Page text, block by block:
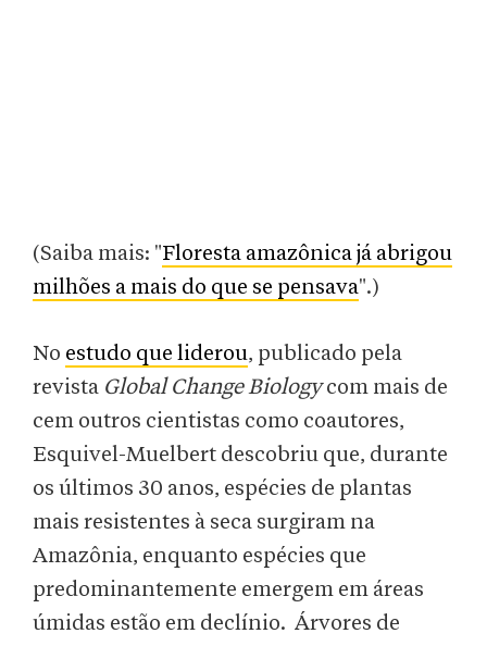
(Saiba mais: "Floresta amazônica já abrigou
milhões a mais do que se pensava".)
No estudo que liderou, publicado pela
revista Global Change Biologycom mais de
cem outros cientistas como coautores,
Esquivel-Muelbert descobriu que, durante
os últimos 30 anos, espécies de plantas
mais resistentes à seca surgiram na
Amazônia, enquanto espécies que
predominantemente emergem em áreas
úmidas estão em declínio. Árvores de